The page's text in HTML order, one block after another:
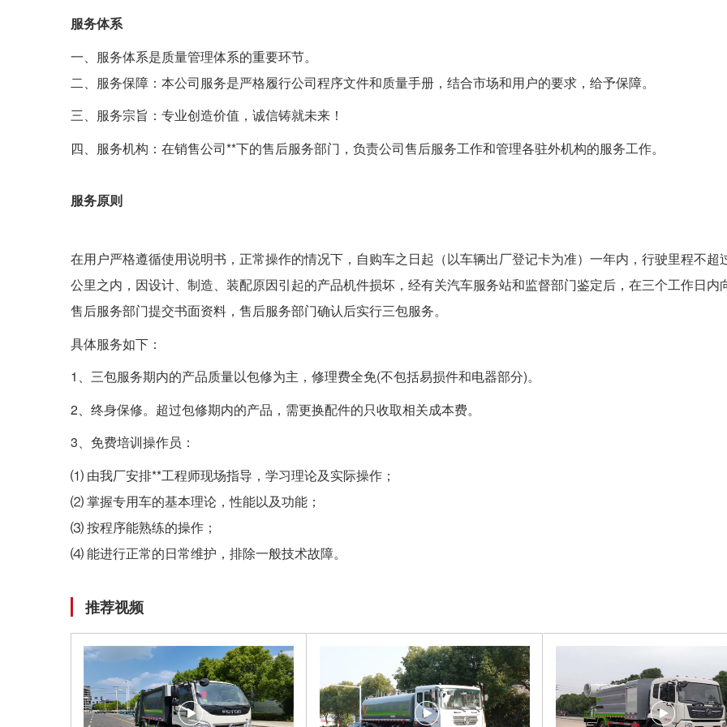
服务体系
一、服务体系是质量管理体系的重要环节。
二、服务保障：本公司服务是严格履行公司程序文件和质量手册，结合市场和用户的要求，给予保障。
三、服务宗旨：专业创造价值，诚信铸就未来！
四、服务机构：在销售公司**下的售后服务部门，负责公司售后服务工作和管理各驻外机构的服务工作。
服务原则
在用户严格遵循使用说明书，正常操作的情况下，自购车之日起（以车辆出厂登记卡为准）一年内，行驶里程不超
公里之内，因设计、制造、装配原因引起的产品机件损坏，经有关汽车服务站和监督部门鉴定后，在三个工作日内
售后服务部门提交书面资料，售后服务部门确认后实行三包服务。
具体服务如下：
1、三包服务期内的产品质量以包修为主，修理费全免(不包括易损件和电器部分)。
2、终身保修。超过包修期内的产品，需更换配件的只收取相关成本费。
3、免费培训操作员：
⑴ 由我厂安排**工程师现场指导，学习理论及实际操作；
⑵ 掌握专用车的基本理论，性能以及功能；
⑶ 按程序能熟练的操作；
⑷ 能进行正常的日常维护，排除一般技术故障。
推荐视频